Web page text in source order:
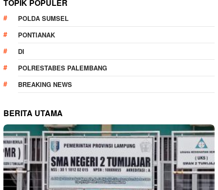
TOPIK POPULER
POLDA SUMSEL
PONTIANAK
DI
POLRESTABES PALEMBANG
BREAKING NEWS
BERITA UTAMA